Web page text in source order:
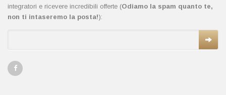
integratori e ricevere incredibili offerte (Odiamo la spam quanto te,
non ti intaseremo la posta!):